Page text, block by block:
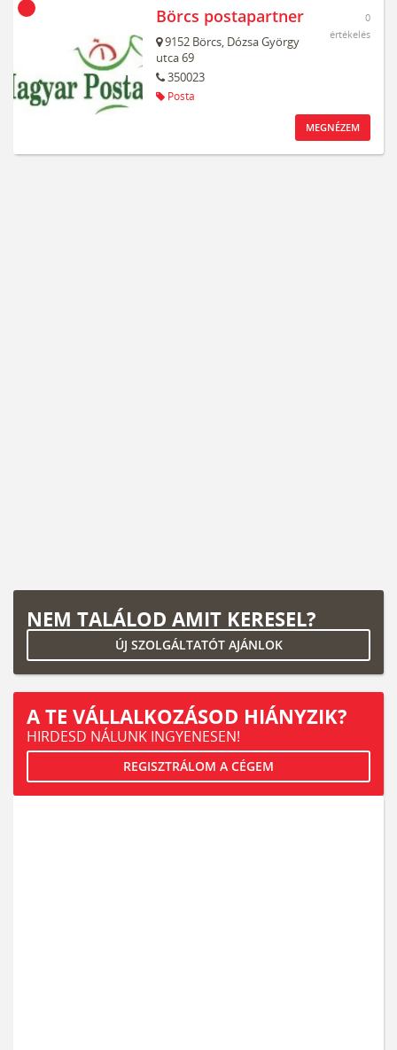
Börcs postapartner
9152 Börcs, Dózsa György
utca 69
350023
Posta
0
értékelés
MEGNÉZEM
NEM TALÁLOD AMIT KERESEL?
ÚJ SZOLGÁLTATÓT AJÁNLOK
A TE VÁLLALKOZÁSOD HIÁNYZIK?
HIRDESD NÁLUNK INGYENESEN!
REGISZTRÁLOM A CÉGEM